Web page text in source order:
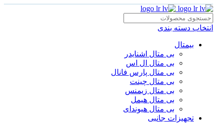
انتخاب دسته بندی
بیمتال
بی متال اشنایدر
بی متال ال اس
بی متال پارس فانال
بی متال چینت
بی متال زیمنس
بی متال هیمل
بی متال هیوندای
تجهیزات جانبی